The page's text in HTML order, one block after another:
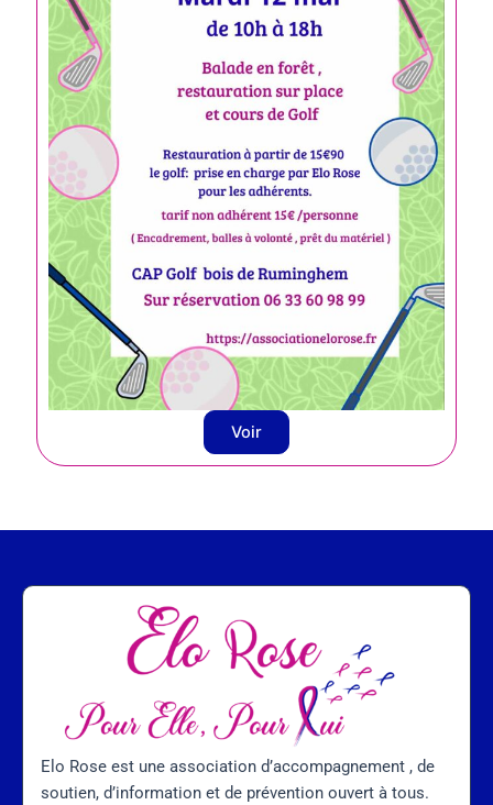
Voir
Elo Rose est une association d’accompagnement , de
soutien, d’information et de prévention ouvert à tous.